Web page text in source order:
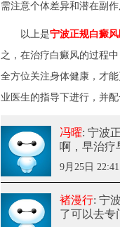
需注意个体差异和潜在副作
以上是宁波正规白癜
之，在治疗白癜风的过程
全方位关注身体健康，才
业医生的指导下进行，并
冯曜: 宁波
啊，早治疗
9月25日 22:41
褚漫行: 宁
了可以去专